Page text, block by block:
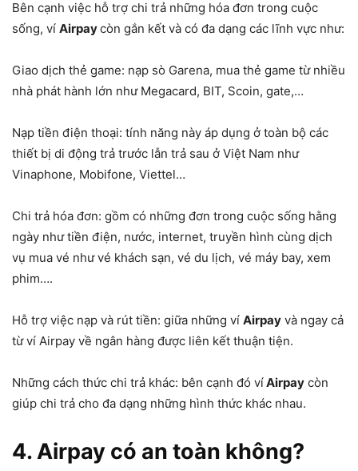
Bên cạnh việc hỗ trợ chi trả những hóa đơn trong cuộc
sống, ví Airpaycòn gắn kết và có đa dạng các lĩnh vực như:
Giao dịch thẻ game: nạp sò Garena, mua thẻ game từ nhiều
nhà phát hành lớn như Megacard, BIT, Scoin, gate,…
Nạp tiền điện thoại: tính năng này áp dụng ở toàn bộ các
thiết bị di động trả trước lẫn trả sau ở Việt Nam như
Vinaphone, Mobifone, Viettel…
Chi trả hóa đơn: gồm có những đơn trong cuộc sống hằng
ngày như tiền điện, nước, internet, truyền hình cùng dịch
vụ mua vé như vé khách sạn, vé du lịch, vé máy bay, xem
phim….
Hỗ trợ việc nạp và rút tiền: giữa những ví Airpay và ngay cả
từ ví Airpay về ngân hàng được liên kết thuận tiện.
Những cách thức chi trả khác: bên cạnh đó víAirpay còn
giúp chi trả cho đa dạng những hình thức khác nhau.
4. Airpay có an toàn không?